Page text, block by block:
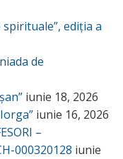
ediția a
de
iunie 18, 2026
iunie 16, 2026
–
000320128 iunie